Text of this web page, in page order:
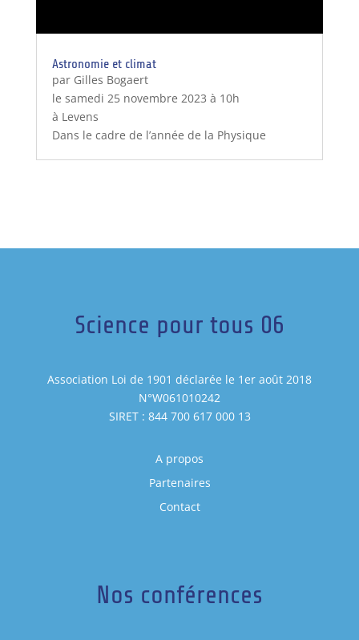
Astronomie et climat
par Gilles Bogaert
le samedi 25 novembre 2023 à 10h
à Levens
Dans le cadre de l’année de la Physique
Science pour tous 06
Association Loi de 1901 déclarée le 1er août 2018
N°W061010242
SIRET : 844 700 617 000 13
A propos
Partenaires
Contact
Nos conférences